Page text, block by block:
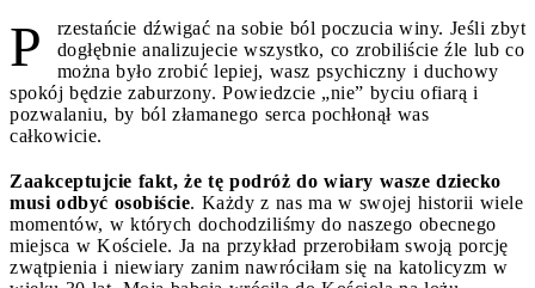
P
rzestańcie dźwigać na sobie ból poczucia winy. Jeśli zbyt
dogłębnie analizujecie wszystko, co zrobiliście źle lub co
można było zrobić lepiej, wasz psychiczny i duchowy
spokój będzie zaburzony. Powiedzcie „nie” byciu ofiarą i
pozwalaniu, by ból złamanego serca pochłonął was
całkowicie.
Zaakceptujcie fakt, że tę podróż do wiary wasze dziecko
musi odbyć osobiście. Każdy z nas ma w swojej historii wiele
momentów, w których dochodziliśmy do naszego obecnego
miejsca w Kościele. Ja na przykład przerobiłam swoją porcję
zwątpienia i niewiary zanim nawróciłam się na katolicyzm w